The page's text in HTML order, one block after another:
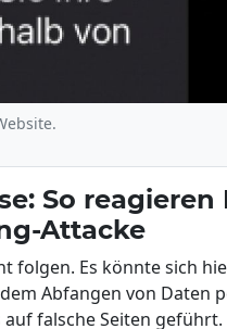
So reagieren
Attacke
folgen. Es könnte sich
Abfangen von Daten
falsche Seiten